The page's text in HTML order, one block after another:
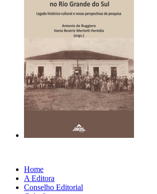
Home
A Editora
Conselho Editorial